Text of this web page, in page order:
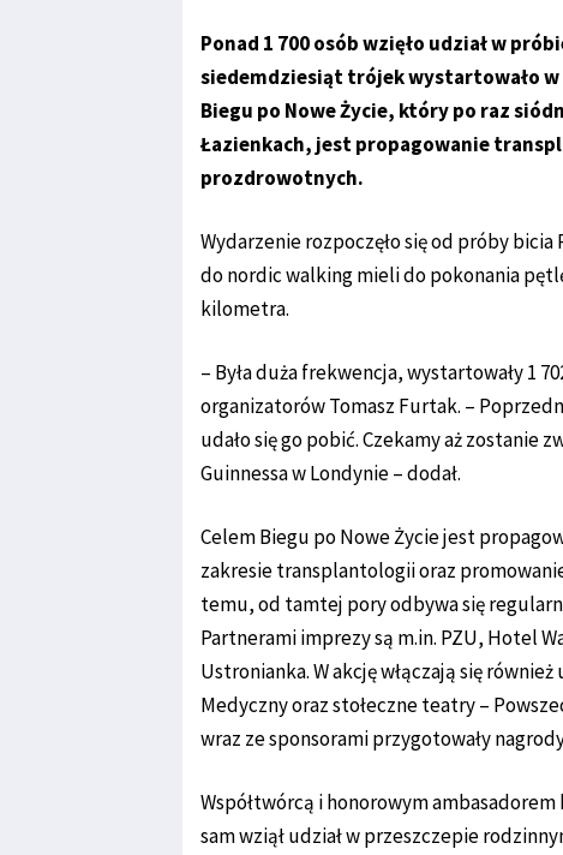
Ponad 1 700 osób wzięło udział w
siedemdziesiąt trójek wystartowało
Biegu po Nowe Życie, który po raz
Łazienkach, jest propagowanie
prozdrowotnych.
Wydarzenie rozpoczęło się od próby
do nordic walking mieli do pokonania
kilometra.
– Była duża frekwencja, wystartowały 1
organizatorów Tomasz Furtak. –
udało się go pobić. Czekamy aż zostanie
Guinnessa w Londynie – dodał.
Celem Biegu po Nowe Życie jest
zakresie transplantologii oraz
temu, od tamtej pory odbywa się
Partnerami imprezy są m.in. PZU, Hotel
Ustronianka. W akcję włączają się
Medyczny oraz stołeczne teatry –
wraz ze sponsorami przygotowały
Współtwórcą i honorowym
sam wziął udział w przeszczepie